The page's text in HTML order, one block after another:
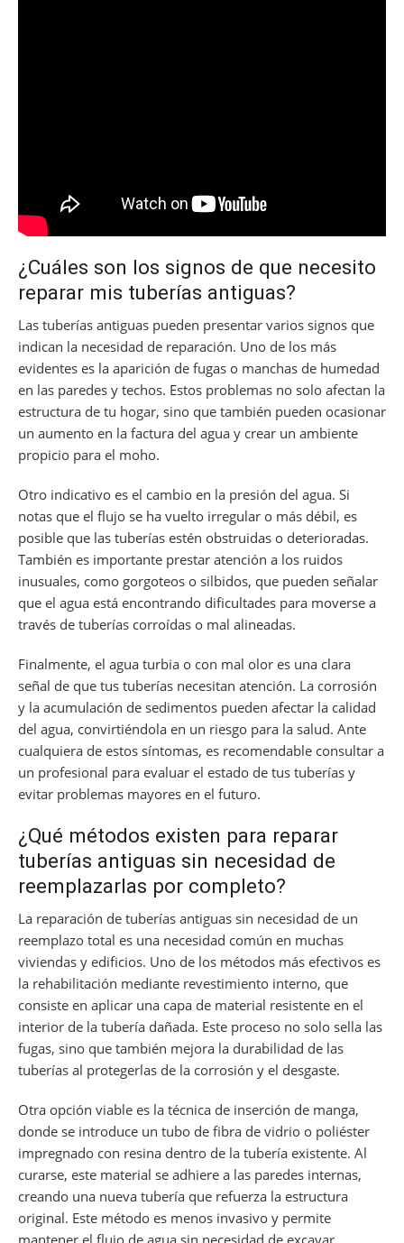
¿Cuáles son los signos de que necesito
reparar mis tuberías antiguas?
Las tuberías antiguas pueden presentar varios signos que
indican la necesidad de reparación. Uno de los más
evidentes es la aparición de fugas o manchas de humedad
en las paredes y techos. Estos problemas no solo afectan la
estructura de tu hogar, sino que también pueden ocasionar
un aumento en la factura del agua y crear un ambiente
propicio para el moho.
Otro indicativo es el cambio en la presión del agua. Si
notas que el flujo se ha vuelto irregular o más débil, es
posible que las tuberías estén obstruidas o deterioradas.
También es importante prestar atención a los ruidos
inusuales, como gorgoteos o silbidos, que pueden señalar
que el agua está encontrando dificultades para moverse a
través de tuberías corroídas o mal alineadas.
Finalmente, el agua turbia o con mal olor es una clara
señal de que tus tuberías necesitan atención. La corrosión
y la acumulación de sedimentos pueden afectar la calidad
del agua, convirtiéndola en un riesgo para la salud. Ante
cualquiera de estos síntomas, es recomendable consultar a
un profesional para evaluar el estado de tus tuberías y
evitar problemas mayores en el futuro.
¿Qué métodos existen para reparar
tuberías antiguas sin necesidad de
reemplazarlas por completo?
La reparación de tuberías antiguas sin necesidad de un
reemplazo total es una necesidad común en muchas
viviendas y edificios. Uno de los métodos más efectivos es
la rehabilitación mediante revestimiento interno, que
consiste en aplicar una capa de material resistente en el
interior de la tubería dañada. Este proceso no solo sella las
fugas, sino que también mejora la durabilidad de las
tuberías al protegerlas de la corrosión y el desgaste.
Otra opción viable es la técnica de inserción de manga,
donde se introduce un tubo de fibra de vidrio o poliéster
impregnado con resina dentro de la tubería existente. Al
curarse, este material se adhiere a las paredes internas,
creando una nueva tubería que refuerza la estructura
original. Este método es menos invasivo y permite